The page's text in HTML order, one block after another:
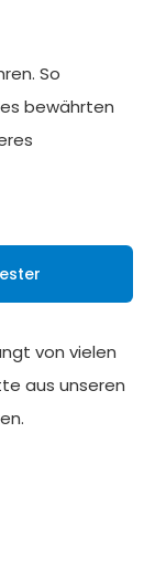
So
bewährten
von vielen
aus unseren